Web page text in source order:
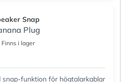
Snap
Plug
Finns i lager
funktion för högtalarkablar